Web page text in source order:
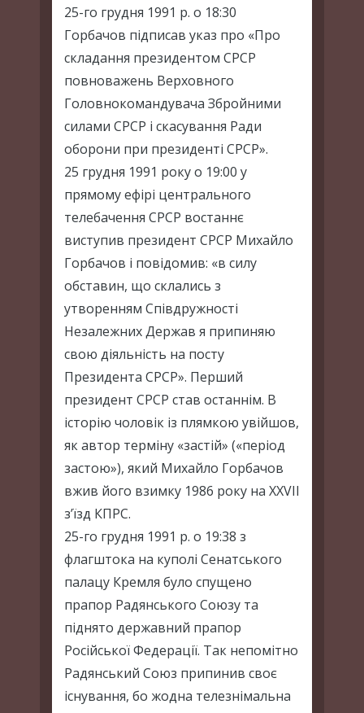
25-го грудня 1991 р. о 18:30
Горбачов підписав указ про «Про
складання президентом СРСР
повноважень Верховного
Головнокомандувача Збройними
силами СРСР і скасування Ради
оборони при президенті СРСР».
25 грудня 1991 року о 19:00 у
прямому ефірі центрального
телебачення СРСР востаннє
виступив президент СРСР Михайло
Горбачов і повідомив: «в силу
обставин, що склались з
утворенням Співдружності
Незалежних Держав я припиняю
свою діяльність на посту
Президента СРСР». Перший
президент СРСР став останнім. В
історію чоловік із плямкою увійшов,
як автор терміну «застій» («період
застою»), який Михайло Горбачов
вжив його взимку 1986 року на XXVII
з’їзд КПРС.
25-го грудня 1991 р. о 19:38 з
флагштока на куполі Сенатського
палацу Кремля було спущено
прапор Радянського Союзу та
піднято державний прапор
Російської Федерації. Так непомітно
Радянський Союз припинив своє
існування, бо жодна телезнімальна